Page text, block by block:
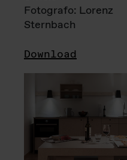
Fotografo: Lorenz
Sternbach
Download